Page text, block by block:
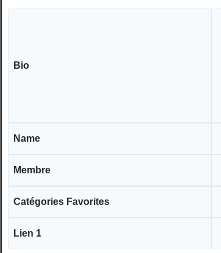
Bio
Name
Membre
Catégories Favorites
Lien 1